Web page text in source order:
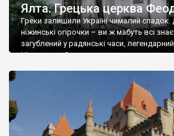
Ялта. Грецька церква
Греки залишили Україні чималий спадок.
ніжинські огірочки – ви ж мабуть всі
загублений у радянські часи,
Ніжин греки?